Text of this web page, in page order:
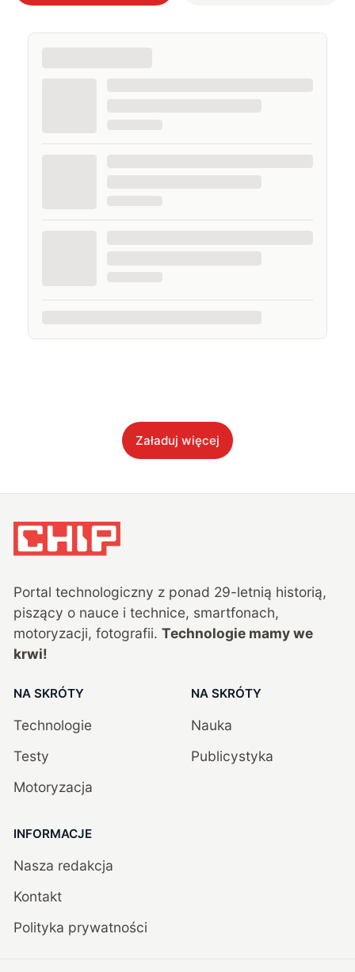
Załaduj więcej
Portal technologiczny z ponad 29-letnią historią,
piszący o nauce i technice, smartfonach,
motoryzacji, fotografii. Technologie mamy we
krwi!
NA SKRÓTY
Technologie
Testy
Motoryzacja
NA SKRÓTY
Nauka
Publicystyka
INFORMACJE
Nasza redakcja
Kontakt
Polityka prywatności